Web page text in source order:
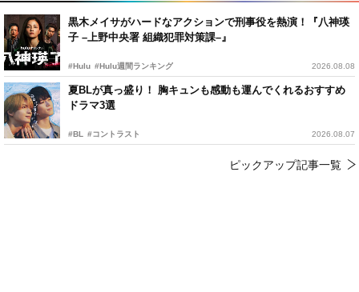
黒木メイサがハードなアクションで刑事役を熱演！『八神瑛
子 –上野中央署 組織犯罪対策課–』
#Hulu #Hulu週間ランキング 2026.08.08
夏BLが真っ盛り！ 胸キュンも感動も運んでくれるおすすめ
ドラマ3選
#BL #コントラスト 2026.08.07
ピックアップ記事一覧